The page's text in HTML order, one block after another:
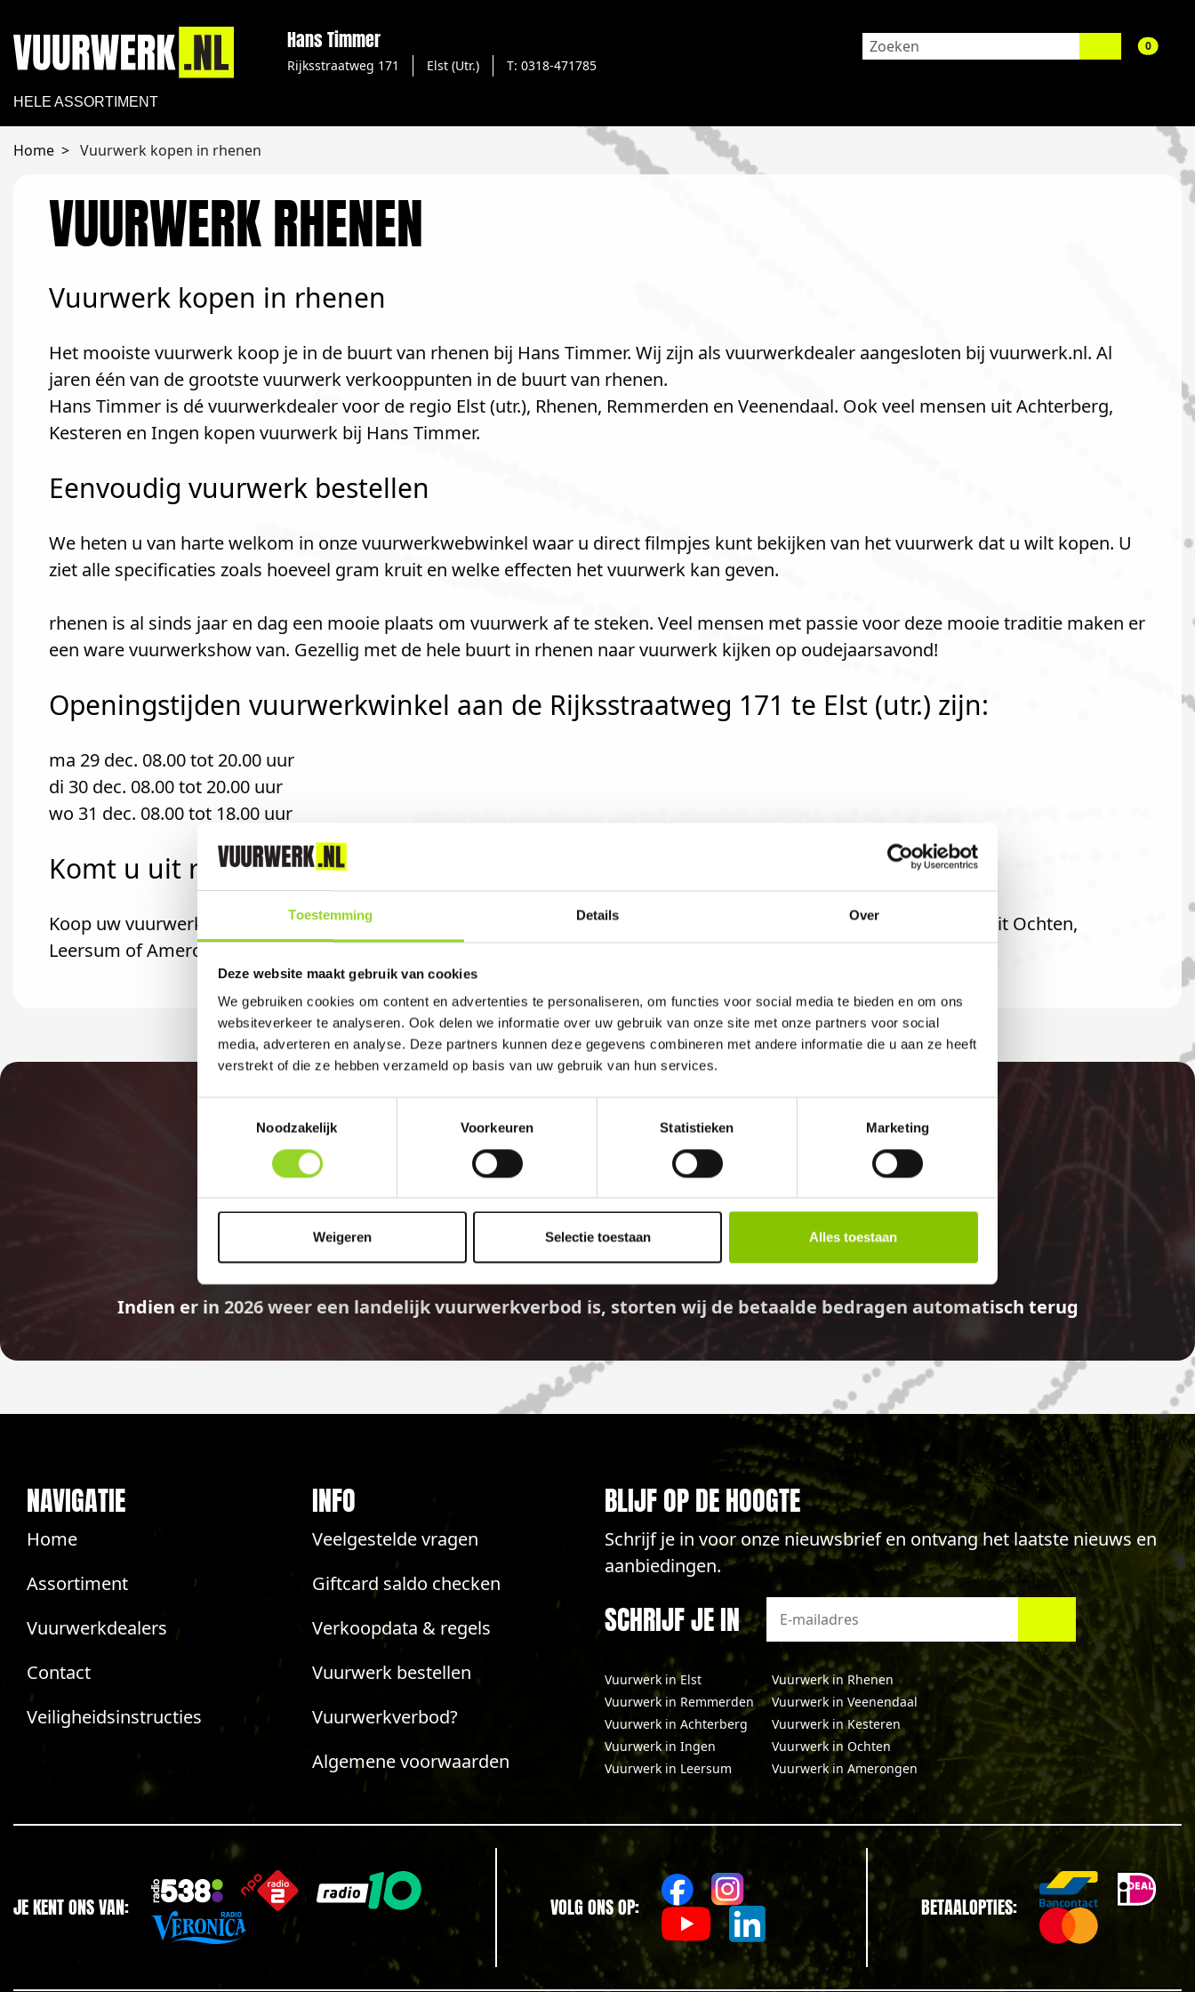
Toestemming Details Over
Deze website maakt gebruik van cookies
We gebruiken cookies om content en advertenties te personaliseren, om functies voor social media te bieden en om ons
websiteverkeer te analyseren. Ook delen we informatie over uw gebruik van onze site met onze partners voor social
media, adverteren en analyse. Deze partners kunnen deze gegevens combineren met andere informatie die u aan ze heeft
verstrekt of die ze hebben verzameld op basis van uw gebruik van hun services.
Noodzakelijk
Voorkeuren Statistieken Marketing
Weigeren Selectie toestaan Alles toestaan
Hans Timmer
Rijksstraatweg 171 Elst (Utr.) T: 0318-471785
0aantal
HELE ASSORTIMENT
Home Vuurwerk kopen in rhenen
VUURWERK RHENEN
Vuurwerk kopen in rhenen
Het mooiste vuurwerk koop je in de buurt van rhenen bij Hans Timmer. Wij zijn als vuurwerkdealer aangesloten bij vuurwerk.nl. Al
jaren één van de grootste vuurwerk verkooppunten in de buurt van rhenen.
Hans Timmer is dé vuurwerkdealer voor de regio Elst (utr.), Rhenen, Remmerden en Veenendaal. Ook veel mensen uit Achterberg,
Kesteren en Ingen kopen vuurwerk bij Hans Timmer.
Eenvoudig vuurwerk bestellen
We heten u van harte welkom in onze vuurwerkwebwinkel waar u direct filmpjes kunt bekijken van het vuurwerk dat u wilt kopen. U
ziet alle specificaties zoals hoeveel gram kruit en welke effecten het vuurwerk kan geven.
rhenen is al sinds jaar en dag een mooie plaats om vuurwerk af te steken. Veel mensen met passie voor deze mooie traditie maken er
een ware vuurwerkshow van. Gezellig met de hele buurt in rhenen naar vuurwerk kijken op oudejaarsavond!
Openingstijden vuurwerkwinkel aan de Rijksstraatweg 171 te Elst (utr.) zijn:
ma 29 dec. 08.00 tot 20.00 uur
di 30 dec. 08.00 tot 20.00 uur
wo 31 dec. 08.00 tot 18.00 uur
Komt u uit rhenen?
Koop uw vuurwerk dan bij Hans Timmer in Elst (utr.). U bent van harte welkom! U bent uiteraard ook welkom als u uit Ochten,
Leersum of Amerongen komt.
100%
GELD TERUG GARANTIE
Indien er in 2026 weer een landelijk vuurwerkverbod is, storten wij de betaalde bedragen automatisch terug
NAVIGATIE
Home
Assortiment
Vuurwerkdealers
Contact
Veiligheidsinstructies
INFO
Veelgestelde vragen
Giftcard saldo checken
Verkoopdata & regels
Vuurwerk bestellen
Vuurwerkverbod?
Algemene voorwaarden
BLIJF OP DE HOOGTE
Schrijf je in voor onze nieuwsbrief en ontvang het laatste nieuws en
aanbiedingen.
SCHRIJF JE IN
Vuurwerk in Elst
Vuurwerk in Rhenen
Vuurwerk in Remmerden
Vuurwerk in Veenendaal
Vuurwerk in Achterberg
Vuurwerk in Kesteren
Vuurwerk in Ingen
Vuurwerk in Ochten
Vuurwerk in Leersum
Vuurwerk in Amerongen
JE KENT ONS VAN: VOLG ONS OP: BETAALOPTIES: